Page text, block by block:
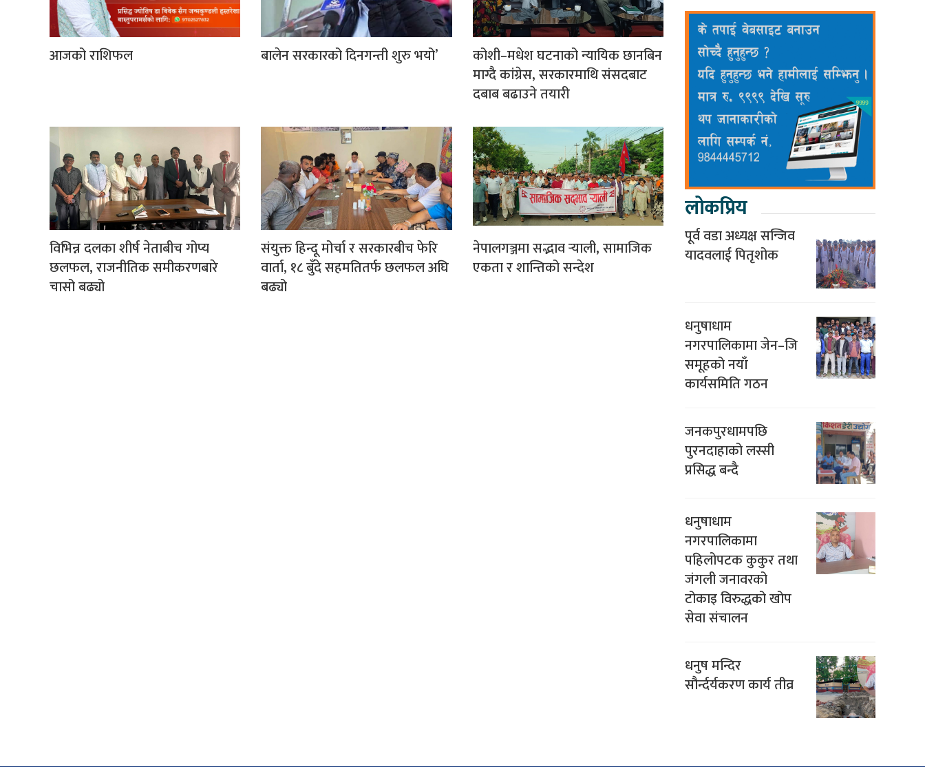
आजको राशिफल बालेन सरकारको दिनगन्ती शुरु भयो’
कोशी–मधेश घटनाको न्यायिक छानबिन
माग्दै कांग्रेस, सरकारमाथि संसदबाट
दबाब बढाउने तयारी
विभिन्न दलका शीर्ष नेताबीच गोप्य
छलफल, राजनीतिक समीकरणबारे
चासो बढ्यो
संयुक्त हिन्दू मोर्चा र सरकारबीच फेरि
वार्ता, १८ बुँदे सहमतितर्फ छलफल अघि
बढ्यो
नेपालगञ्जमा सद्भाव र्‍याली, सामाजिक
एकता र शान्तिको सन्देश
लोकप्रिय
पूर्व वडा अध्यक्ष सन्जिव
यादवलाई पितृशोक
धनुषाधाम
नगरपालिकामा जेन–जि
समूहको नयाँ
कार्यसमिति गठन
जनकपुरधामपछि
पुरनदाहाको लस्सी
प्रसिद्ध बन्दै
धनुषाधाम
नगरपालिकामा
पहिलोपटक कुकुर तथा
जंगली जनावरको
टोकाइ विरुद्धको खोप
सेवा संचालन
धनुष मन्दिर
सौर्न्दर्यकरण कार्य तीव्र